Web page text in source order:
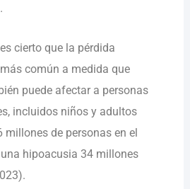
cierto que la pérdida
común a medida que
puede afectar a personas
incluidos niños y adultos
millones de personas en el
hipoacusia 34 millones